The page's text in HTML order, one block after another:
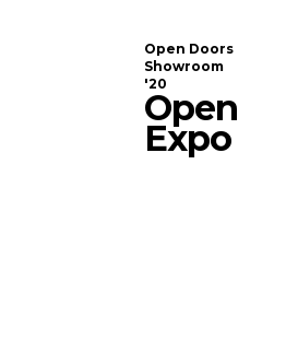
Open Doors
Showroom
'20
Open
Expo